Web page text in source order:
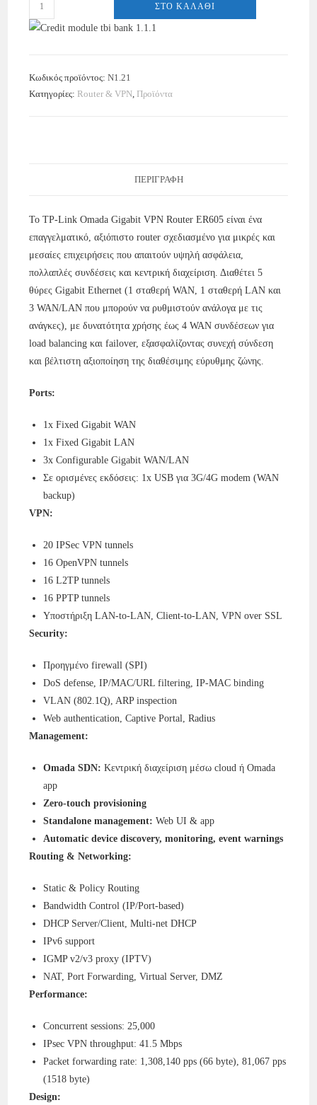
ΣΤΟ ΚΑΛΆΘΙ
Κωδικός προϊόντος:Ν1.21
Κατηγορίες: Router & VPN, Προϊόντα
ΠΕΡΙΓΡΑΦΉ
Το TP-Link Omada Gigabit VPN Router ER605 είναι ένα
επαγγελματικό, αξιόπιστο router σχεδιασμένο για μικρές και
μεσαίες επιχειρήσεις που απαιτούν υψηλή ασφάλεια,
πολλαπλές συνδέσεις και κεντρική διαχείριση. Διαθέτει 5
θύρες Gigabit Ethernet (1 σταθερή WAN, 1 σταθερή LAN και
3 WAN/LAN που μπορούν να ρυθμιστούν ανάλογα με τις
ανάγκες), με δυνατότητα χρήσης έως 4 WAN συνδέσεων για
load balancing και failover, εξασφαλίζοντας συνεχή σύνδεση
και βέλτιστη αξιοποίηση της διαθέσιμης εύρυθμης ζώνης.
Ports:
1x Fixed Gigabit WAN
1x Fixed Gigabit LAN
3x Configurable Gigabit WAN/LAN
Σε ορισμένες εκδόσεις: 1x USB για 3G/4G modem (WAN
backup)
VPN:
20 IPSec VPN tunnels
16 OpenVPN tunnels
16 L2TP tunnels
16 PPTP tunnels
Υποστήριξη LAN-to-LAN, Client-to-LAN, VPN over SSL
Security:
Προηγμένο firewall (SPI)
DoS defense, IP/MAC/URL filtering, IP-MAC binding
VLAN (802.1Q), ARP inspection
Web authentication, Captive Portal, Radius
Management:
Omada SDN: Κεντρική διαχείριση μέσω cloud ή Omada
app
Zero-touch provisioning
Standalone management: Web UI & app
Automatic device discovery, monitoring, event warnings
Routing & Networking:
Static & Policy Routing
Bandwidth Control (IP/Port-based)
DHCP Server/Client, Multi-net DHCP
IPv6 support
IGMP v2/v3 proxy (IPTV)
NAT, Port Forwarding, Virtual Server, DMZ
Performance:
Concurrent sessions: 25,000
IPsec VPN throughput: 41.5 Mbps
Packet forwarding rate: 1,308,140 pps (66 byte), 81,067 pps
(1518 byte)
Design: